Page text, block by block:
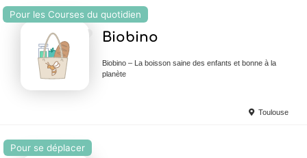
Pour les Courses du quotidien
Biobino
Biobino – La boisson saine des enfants et bonne à la
planète
Toulouse
Pour se déplacer